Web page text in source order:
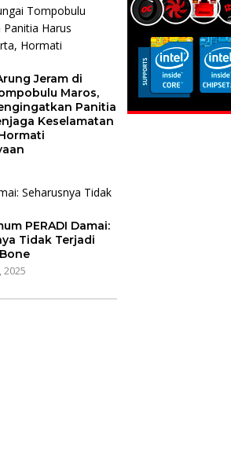
Jeram di
Maros,
Panitia
Keselamatan
PERADI Damai:
Tidak Terjadi
2025